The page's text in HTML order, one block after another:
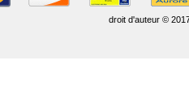
droit d'auteur ©